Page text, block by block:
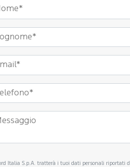
Italia S.p.A. tratterà i tuoi dati personali riportati